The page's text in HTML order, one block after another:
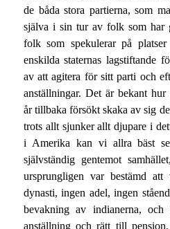
de båda stora partierna, som
själva i sin tur av folk som har
folk som spekulerar på
enskilda staternas lagstiftande
av att agitera för sitt parti och
anställningar. Det är bekant hur
år tillbaka försökt skaka av sig
trots allt sjunker allt djupare i
i Amerika kan vi allra bäst
självständig gentemot
ursprungligen var bestämd
dynasti, ingen adel, ingen
bevakning av indianerna,
anställning och rätt till